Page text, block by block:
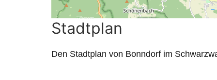
Stadtplan
Den Stadtplan von Bonndorf im